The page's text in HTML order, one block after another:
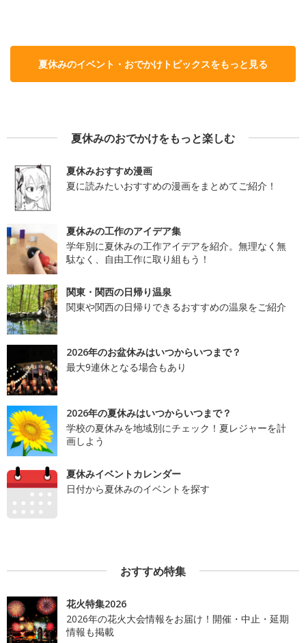
夏休みのイベント・おでかけトピックスをもっと見る
夏休みのおでかけをもっと楽しむ
夏休みおすすめ漫画
夏に読みたいおすすめの漫画をまとめてご紹介！
夏休みの工作のアイデア集
学年別に夏休みの工作アイデアを紹介。無理なく無
駄なく、自由工作に取り組もう！
関東・関西の日帰り温泉
関東や関西の日帰りできるおすすめの温泉をご紹介
2026年のお盆休みはいつからいつまで？
最大9連休となる場合もあり
2026年の夏休みはいつからいつまで？
学校の夏休みを地域別にチェック！夏レジャーを計
画しよう
夏休みイベントカレンダー
日付から夏休みのイベントを探す
おすすめ特集
花火特集2026
2026年の花火大会情報をお届け！開催・中止・延期
情報も掲載